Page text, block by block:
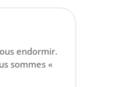
endormir.
sommes «